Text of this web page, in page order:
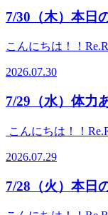
ピングセンター
7339≪営業時間
ボディケア！！
☆ ≪住所≫ 〒
木町2-3 DOMシ
電話番号≫ 048-
☆・頭の重さ・目・
したい方 10分 ￥
いただくとスムー
------------------------☆
ストレッチ】と【
ボディケア！！
☆ ≪住所≫ 〒330-
電話番号≫ 048-
進の効果や内臓系
(税込) 足裏40分
¥8,470 (税込)
を選べる炭酸泡を
の重さ・目・首の
方 10分 ￥1,650 (
とスムーズにご案
-----------☆リラクゼ
トレッチ】と【股
ております(/・ω・
の機会にぜひぜひ
全身をほぐします
う手技だけでなく
込)60分 ¥7,700 (税
込) （
可） ★爽快ヘッド
切りましょう！ ☆
味わいたい方・パ
7/30（木）本日
こんにちは！！
元から老廃物を抜
やすくなっており
きましょう～♪ 本日
00～15：0012：00
迄） ～～～～今日
にある反射躯を刺
活性化が期待で
¥5,830 (税込) 足
2026.07.30
7/29（水）体力
こんにちは！！
けます！部活の格
かしてると思うと
ノ 私は毎年夏バテ
2026.07.29
7/28（火）本日